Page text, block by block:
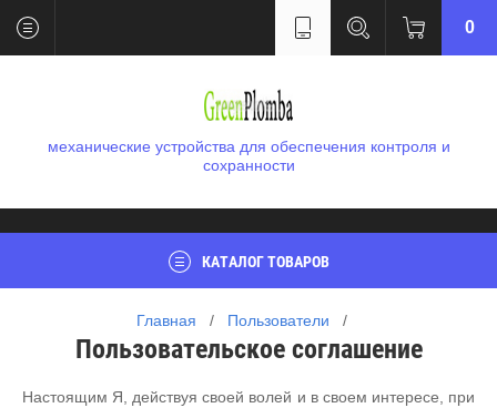
0
механические устройства для обеспечения контроля и
сохранности
КАТАЛОГ ТОВАРОВ
Главная
   /
Пользователи
   /
Пользовательское соглашение
Настоящим Я, действуя своей волей и в своем интересе, при